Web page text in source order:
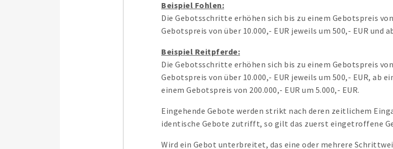
Beispiel Fohlen:
Die Gebotsschritte erhöhen sich bis zu einem Gebotspreis
Gebotspreis von über 10.000,- EUR jeweils um 500,- EUR und
Beispiel Reitpferde:
Die Gebotsschritte erhöhen sich bis zu einem Gebotspreis
Gebotspreis von über 10.000,- EUR jeweils um 500,- EUR, ab
einem Gebotspreis von 200.000,- EUR um 5.000,- EUR.
Eingehende Gebote werden strikt nach deren zeitlichem
identische Gebote zutrifft, so gilt das zuerst eingetroffene
Wird ein Gebot unterbreitet, das eine oder mehrere